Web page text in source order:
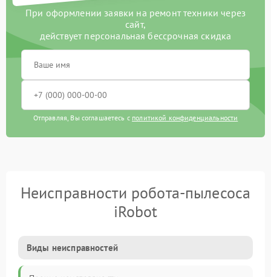
При оформлении заявки на ремонт техники через
сайт,
действует персональная бессрочная скидка
Отправляя, Вы соглашаетесь с политикой конфиденциальности
Неисправности робота-пылесоса
iRobot
Виды неисправностей